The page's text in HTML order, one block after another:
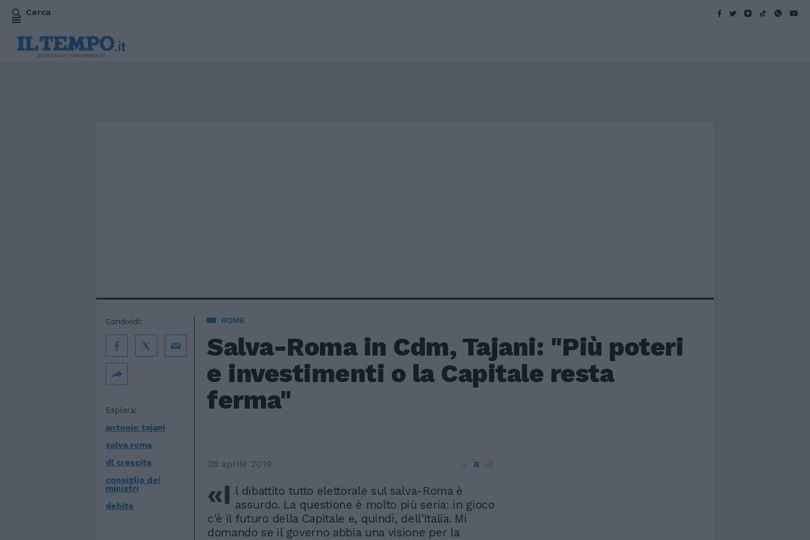
Cerca
HOME
Salva-Roma in Cdm, Tajani: "Più poteri
e investimenti o la Capitale resta
ferma"
Esplora:
antonio tajani
salva roma
dl crescita
consiglio dei
ministri
debito
Condividi:
28 aprile 2019 a
«I l dibattito tutto elettorale sul salva-Roma è
assurdo. La questione è molto più seria: in gioco
c'è il futuro della Capitale e, quindi, dell'Italia. Mi
domando se il governo abbia una visione per la